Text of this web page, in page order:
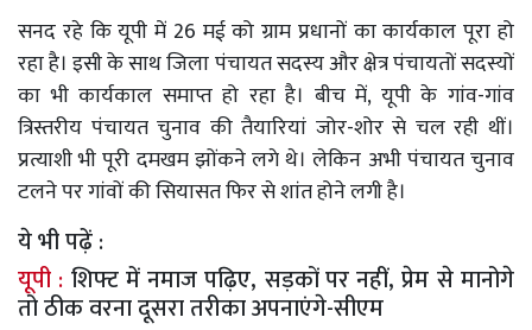
सनद रहे कि यूपी में 26 मई को ग्राम प्रधानों का कार्यकाल पूरा हो
रहा है। इसी के साथ जिला पंचायत सदस्य और क्षेत्र पंचायतों सदस्यों
का भी कार्यकाल समाप्त हो रहा है। बीच में, यूपी के गांव-गांव
त्रिस्तरीय पंचायत चुनाव की तैयारियां जोर-शोर से चल रही थीं।
प्रत्याशी भी पूरी दमखम झोंकने लगे थे। लेकिन अभी पंचायत चुनाव
टलने पर गांवों की सियासत फिर से शांत होने लगी है।
ये भी पढ़ें :
यूपी : शिफ्ट में नमाज पढ़िए, सड़कों पर नहीं, प्रेम से मानोगे
तो ठीक वरना दूसरा तरीका अपनाएंगे-सीएम